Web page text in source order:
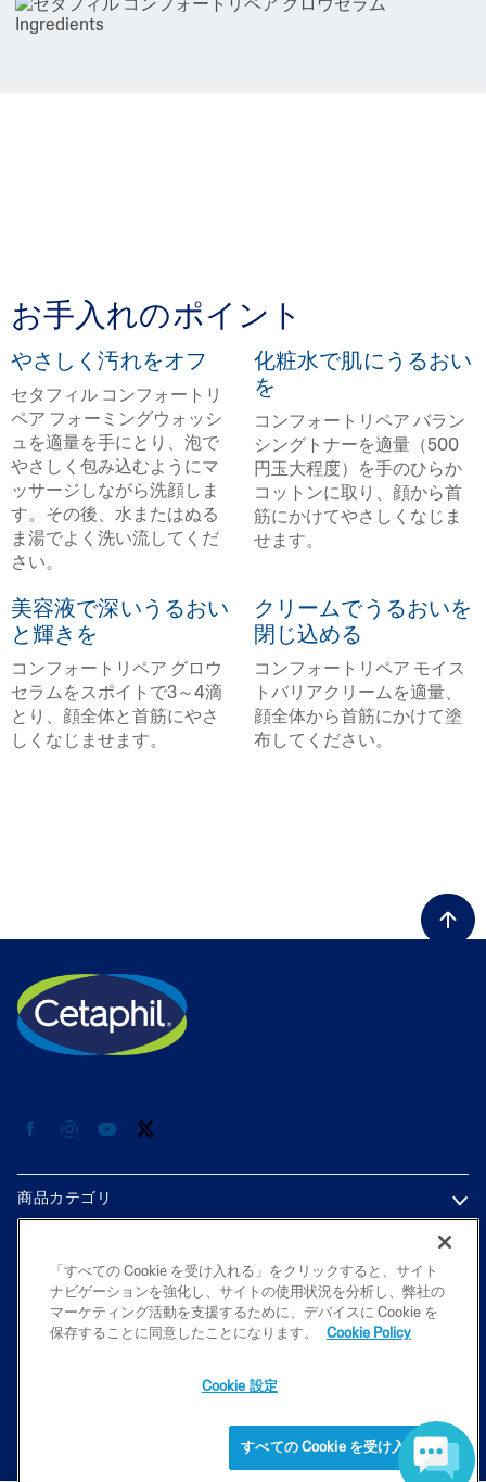
お手入れのポイント
やさしく汚れをオフ
セタフィル コンフォートリ
ペア フォーミングウォッシ
ュを適量を手にとり、泡で
やさしく包み込むようにマ
ッサージしながら洗顔しま
す。その後、水またはぬる
ま湯でよく洗い流してくだ
さい。
化粧水で肌にうるおい
を
コンフォートリペア バラン
シングトナーを適量（500
円玉大程度）を手のひらか
コットンに取り、顔から首
筋にかけてやさしくなじま
せます。
美容液で深いうるおい
と輝きを
コンフォートリペア グロウ
セラムをスポイトで3～4滴
とり、顔全体と首筋にやさ
しくなじませます。
クリームでうるおいを
閉じ込める
コンフォートリペア モイス
トバリアクリームを適量、
顔全体から首筋にかけて塗
布してください。
商品カテゴリ
プライバシーポリシー
2026 Galderma K.K. All rights reserved. All trademarks are the property
「すべての Cookie を受け入れる」をクリックすると、サイト
ナビゲーションを強化し、サイトの使用状況を分析し、弊社の
マーケティング活動を支援するために、デバイスに Cookie を
保存することに同意したことになります。
Cookie Policy
Cookie 設定
すべての Cookie を受け入れる